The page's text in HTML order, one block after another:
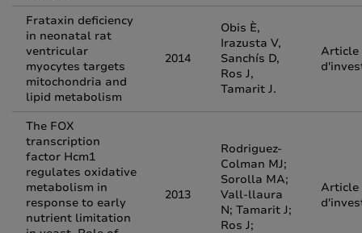
Frataxin deficiency
in neonatal rat
ventricular
myocytes targets
mitochondria and
lipid metabolism
2014
Obis È,
Irazusta V,
Sanchís D,
Ros J,
Tamarit J.
Article
The FOX
transcription
factor Hcm1
regulates oxidative
metabolism in
response to early
nutrient limitation
2013
Rodriguez-
Colman MJ;
Sorolla MA;
Vall-llaura
N; Tamarit J;
Ros J;
Article